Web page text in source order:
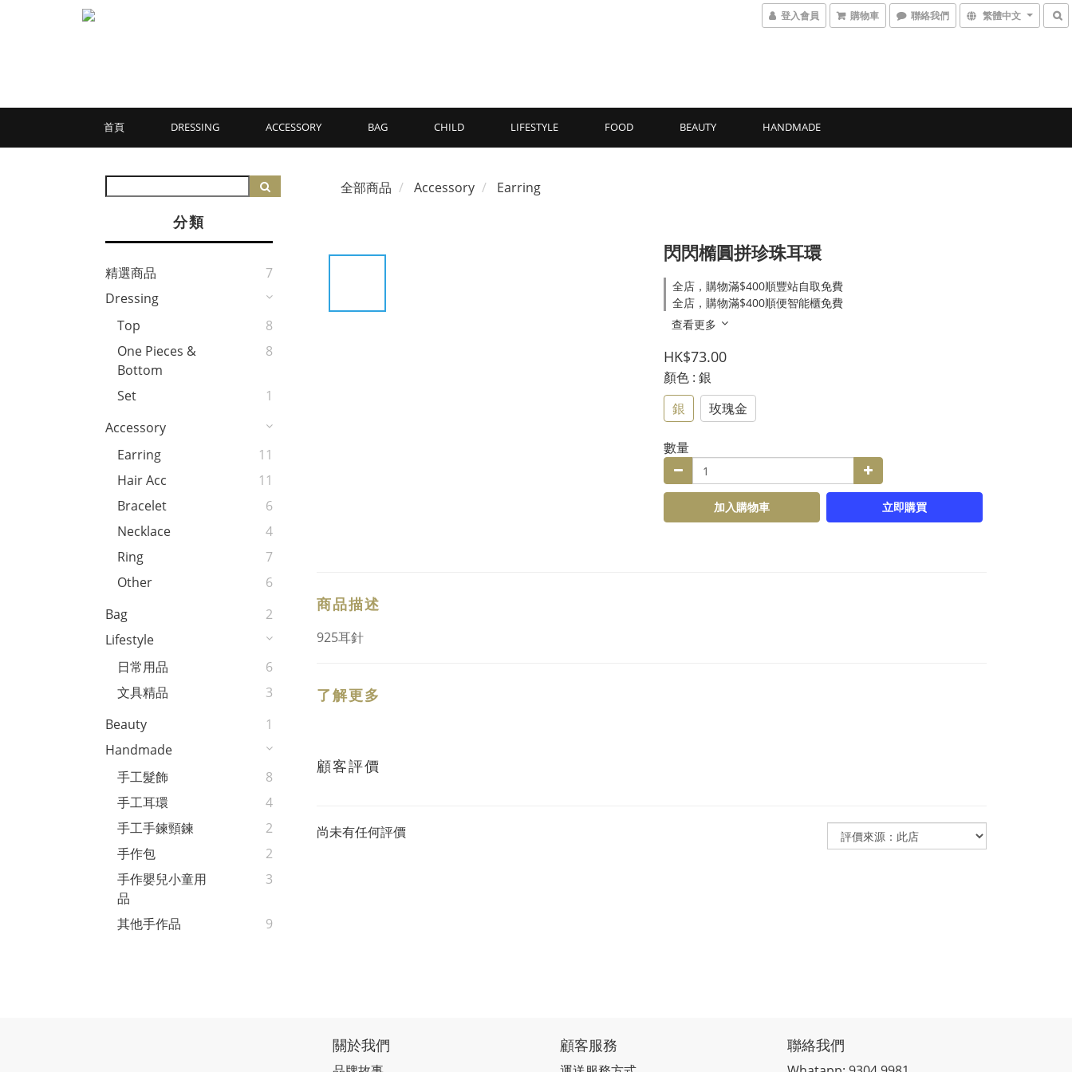
登入會員 購物車 聯絡我們 繁體中文
首頁 DRESSING ACCESSORY BAG CHILD LIFESTYLE FOOD BEAUTY HANDMADE
分類
精選商品
7
Dressing
Top
8
One Pieces &
Bottom
8
Set
1
Accessory
Earring
11
Hair Acc
11
Bracelet
6
Necklace
4
Ring
7
Other
6
Bag
2
Lifestyle
日常用品
6
文具精品
3
Beauty
1
Handmade
手工髮飾
8
手工耳環
4
手工手鍊頸鍊
2
手作包
2
手作嬰兒小童用
品
3
其他手作品 9
全部商品 Accessory Earring
閃閃橢圓拼珍珠耳環
全店，購物滿$400順豐站自取免費
全店，購物滿$400順便智能櫃免費
查看更多
HK$73.00
顏色 : 銀
銀
玫瑰金
數量
加入購物車 立即購買
商品描述
925耳針
了解更多
顧客評價
尚未有任何評價
關於我們 顧客服務 聯絡我們